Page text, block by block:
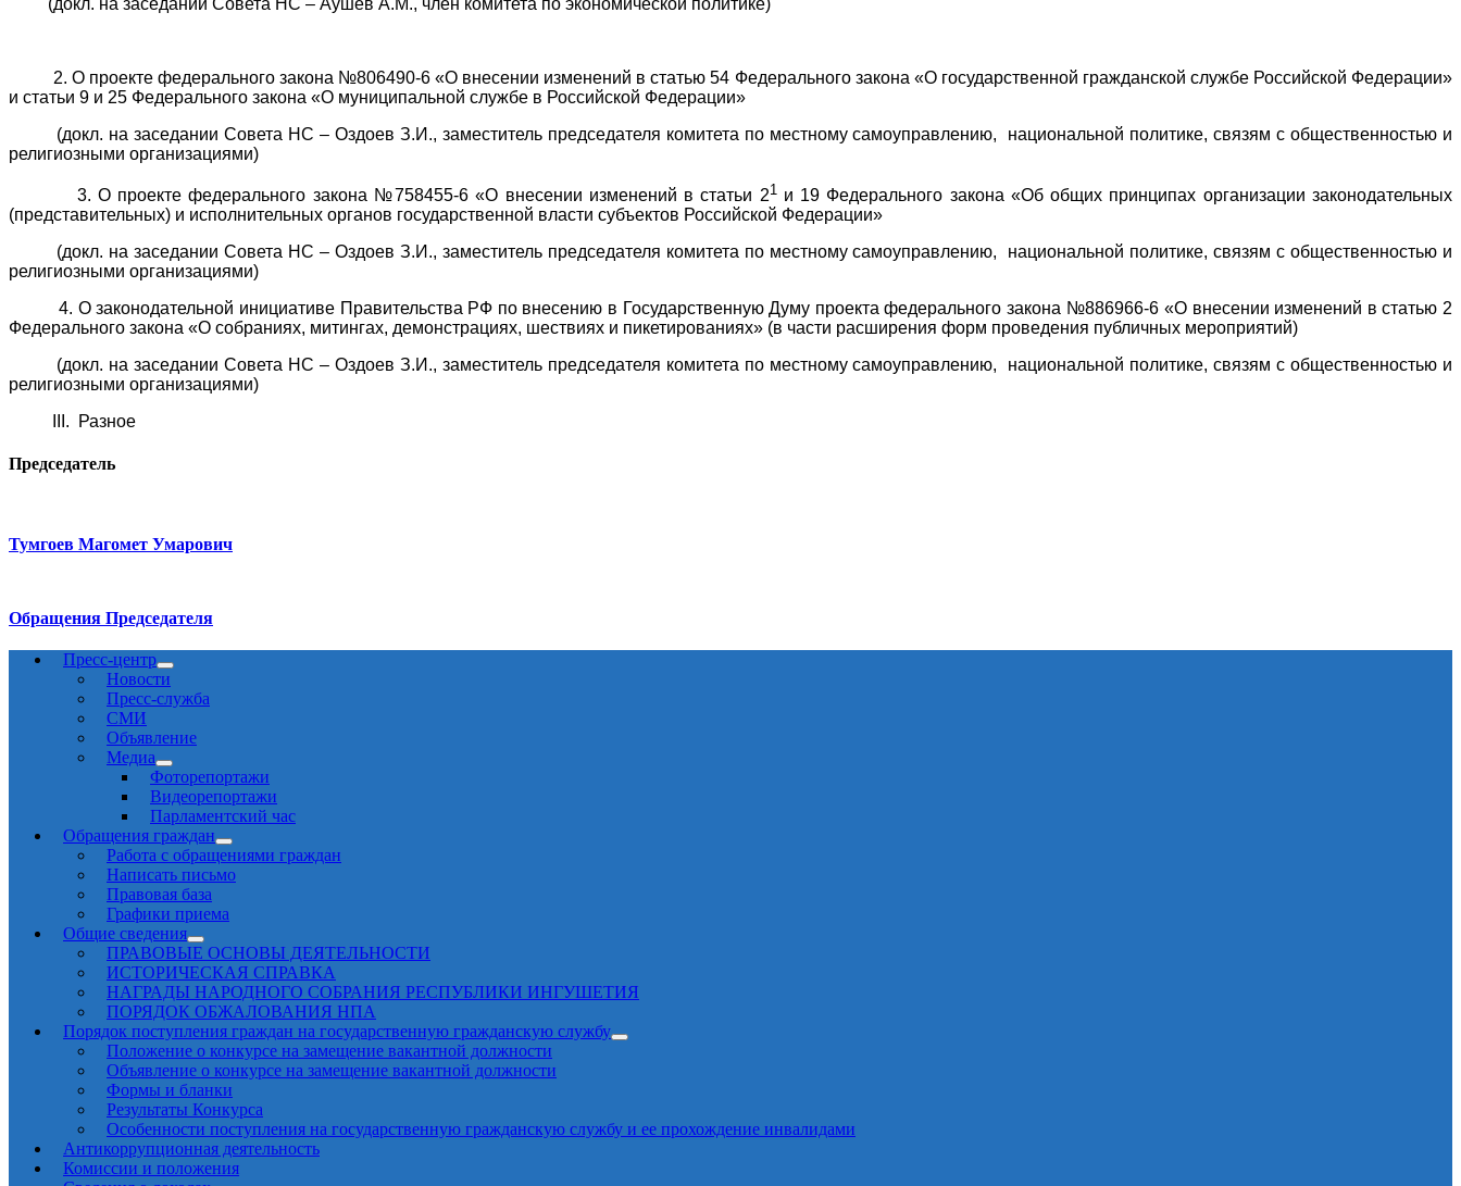
2. О проекте федерального закона №806490-6 «О внесении изменений в статью 54 Федерального закона «О государственной гражданской службе Российской Федерации»
и статьи 9 и 25 Федерального закона «О муниципальной службе в Российской Федерации»
(докл. на заседании Совета НС – Оздоев З.И., заместитель председателя комитета по местному самоуправлению, национальной политике, связям с общественностью и
религиозными организациями)
3. О проекте федерального закона №758455-6 «О внесении изменений в статьи 21и 19 Федерального закона «Об общих принципах организации законодательных
(представительных) и исполнительных органов государственной власти субъектов Российской Федерации»
(докл. на заседании Совета НС – Оздоев З.И., заместитель председателя комитета по местному самоуправлению, национальной политике, связям с общественностью и
религиозными организациями)
4. О законодательной инициативе Правительства РФ по внесению в Государственную Думу проекта федерального закона №886966-6 «О внесении изменений в статью 2
Федерального закона «О собраниях, митингах, демонстрациях, шествиях и пикетированиях» (в части расширения форм проведения публичных мероприятий)
(докл. на заседании Совета НС – Оздоев З.И., заместитель председателя комитета по местному самоуправлению, национальной политике, связям с общественностью и
религиозными организациями)
III. Разное
Председатель
Тумгоев Магомет Умарович
Обращения Председателя
Пресс-центр
Новости
Пресс-служба
СМИ
Объявление
Медиа
Фоторепортажи
Видеорепортажи
Парламентский час
Обращения граждан
Работа с обращениями граждан
Написать письмо
Правовая база
Графики приема
Общие сведения
ПРАВОВЫЕ ОСНОВЫ ДЕЯТЕЛЬНОСТИ
ИСТОРИЧЕСКАЯ СПРАВКА
НАГРАДЫ НАРОДНОГО СОБРАНИЯ РЕСПУБЛИКИ ИНГУШЕТИЯ
ПОРЯДОК ОБЖАЛОВАНИЯ НПА
Порядок поступления граждан на государственную гражданскую службу
Положение о конкурсе на замещение вакантной должности
Объявление о конкурсе на замещение вакантной должности
Формы и бланки
Результаты Конкурса
Особенности поступления на государственную гражданскую службу и ее прохождение инвалидами
Антикоррупционная деятельность
Комиссии и положения